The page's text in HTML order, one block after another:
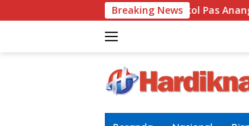
ke
Breaking News
Letkol Pas Anang Kurniawan